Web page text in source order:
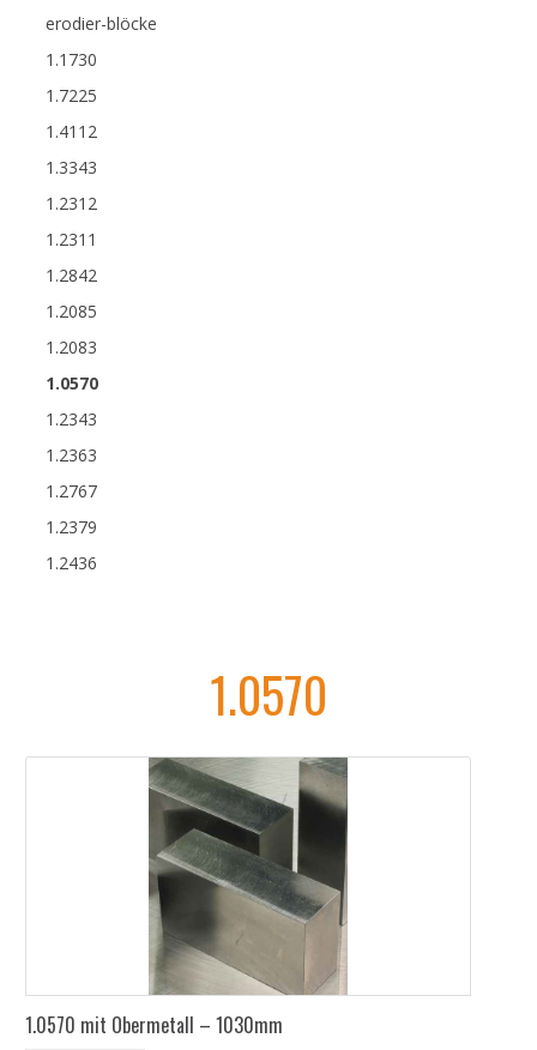
erodier-blöcke
1.1730
1.7225
1.4112
1.3343
1.2312
1.2311
1.2842
1.2085
1.2083
1.0570
1.2343
1.2363
1.2767
1.2379
1.2436
1.0570
1.0570 mit Obermetall – 1030mm